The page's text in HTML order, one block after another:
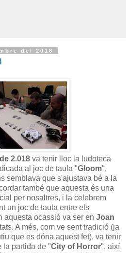
del 2018
2.018 va tenir lloc la ludoteca
al joc de taula "Gloom",
semblava que s'ajustava bé a la
també que aquesta és una
per nosaltres, i la celebrem
un joc de taula entre els
aquesta ocassió va ser en Joan
A més, com ve sent tradició (ja
que es dóna aquest fet), va tenir
la partida de "City of Horror", així